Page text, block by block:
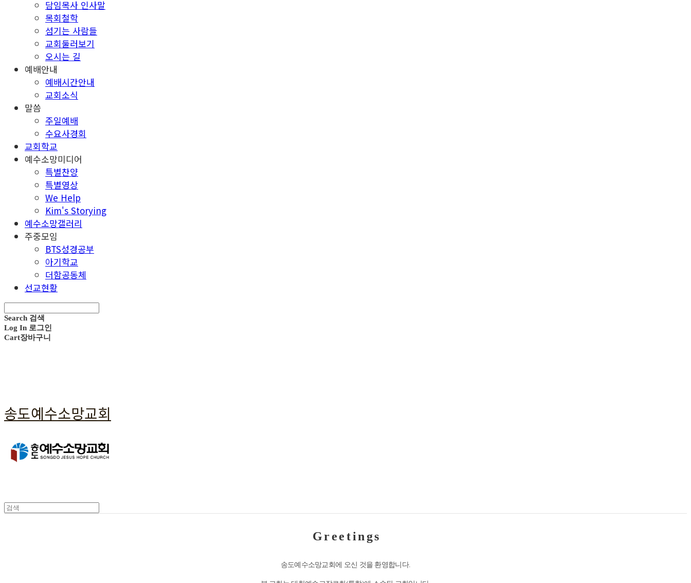
담임목사 인사말
목회철학
섬기는 사람들
교회둘러보기
오시는 길
예배안내
예배시간안내
교회소식
말씀
주일예배
수요사경회
교회학교
예수소망미디어
특별찬양
특별영상
We Help
Kim's Storying
예수소망갤러리
주중모임
BTS성경공부
아기학교
더함공동체
선교현황
Search 검색
Log In 로그인
Cart장바구니
송도예수소망교회
G r e e t i n g s
송도예수소망교회에 오신 것을 환영합니다.